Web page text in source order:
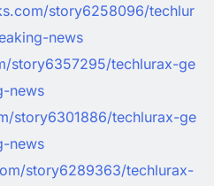
story6258096/techlur
news
story6357295/techlurax-ge
news
story6301886/techlurax-ge
news
story6289363/techlurax-